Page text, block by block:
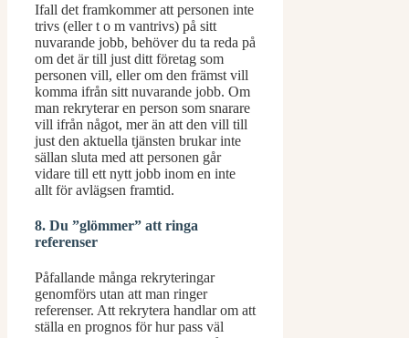
Ifall det framkommer att personen inte
trivs (eller t o m vantrivs) på sitt
nuvarande jobb, behöver du ta reda på
om det är till just ditt företag som
personen vill, eller om den främst vill
komma ifrån sitt nuvarande jobb. Om
man rekryterar en person som snarare
vill ifrån något, mer än att den vill till
just den aktuella tjänsten brukar inte
sällan sluta med att personen går
vidare till ett nytt jobb inom en inte
allt för avlägsen framtid.
8. Du ”glömmer” att ringa
referenser
Påfallande många rekryteringar
genomförs utan att man ringer
referenser. Att rekrytera handlar om att
ställa en prognos för hur pass väl